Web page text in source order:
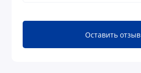
Оставить отзыв